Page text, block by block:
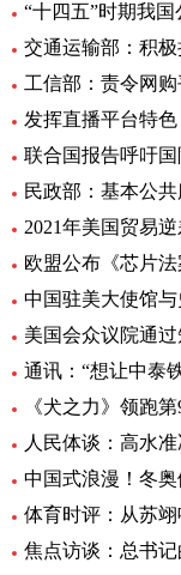
“十四五”时期我
交通运输部：积
工信部：责令网
发挥直播平台特
联合国报告呼吁
民政部：基本公
2021年美国贸易
欧盟公布《芯片
中国驻美大使馆
美国会众议院通
通讯：“想让中泰
《犬之力》领跑
人民体谈：高水
中国式浪漫！冬
体育时评：从苏翊
焦点访谈：总书